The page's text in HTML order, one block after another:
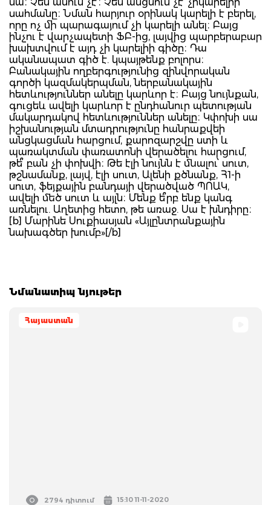
սահմանը։ Նման հարյուր օրինակ կարելի է բերել,
որը ոչ մի պարագայում չի կարելի անել։ Բայց
ինչու է վարչապետի ՖԲ-ից, լայվից պարբերաբար
խախտվում է այդ չի կարելիի գիծը։ Դա
ականապատ գիծ է. կպայթենք բոլորս։
Բանակային ողբերգությունից զինվորական
գործի կազմակերպման, ներբանակային
հետևություններ անելը կարևոր է։ Բայց նույնքան,
գուցեև ավելի կարևոր է ընդհանուր պետության
մակարդակով հետևություններ անելը։ Կփոխի սա
իշխանության մտադրությունը հանրաքվեի
անցկացման հարցում, քարոզարշվը ստի և
պառակտման փառատոնի վերածելու հարցում,
թե՞ բան չի փոխվի։ Թե էլի նույնն է մնալու՝ սուտ,
թշնամանք, լայվ, էլի սուտ, Ալենի քծնանք, Հ1-ի
սուտ, ֆեյքային բանդայի վերածված ՊՈԱԿ,
ավելի մեծ սուտ և այլն։ Մենք ե՞րբ ենք կանգ
առնելու. Աղետից հետո, թե առաջ. Սա է խնդիրը։
[b] Մարինե Սուքիասյան «Այլընտրանքային
նախագծեր խումբ»[/b]
Նմանատիպ նյութեր
Հայաստան
2794 դիտում 15:10 11-11-2020